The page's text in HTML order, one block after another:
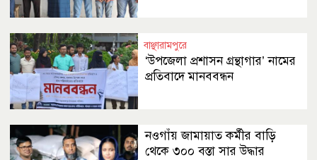
বাঞ্ছারামপুরে
‘উপজেলা প্রশাসন গ্রন্থাগার’ নামের
প্রতিবাদে মানববন্ধন
নওগাঁয় জামায়াত কর্মীর বাড়ি
থেকে ৩০০ বস্তা সার উদ্ধার